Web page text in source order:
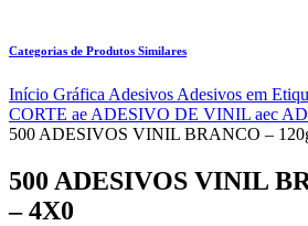
Categorias de Produtos Similares
Início Gráfica Adesivos Adesivos em
CORTE ae ADESIVO DE VINIL aec
500 ADESIVOS VINIL BRANCO –
500 ADESIVOS VINIL
– 4X0